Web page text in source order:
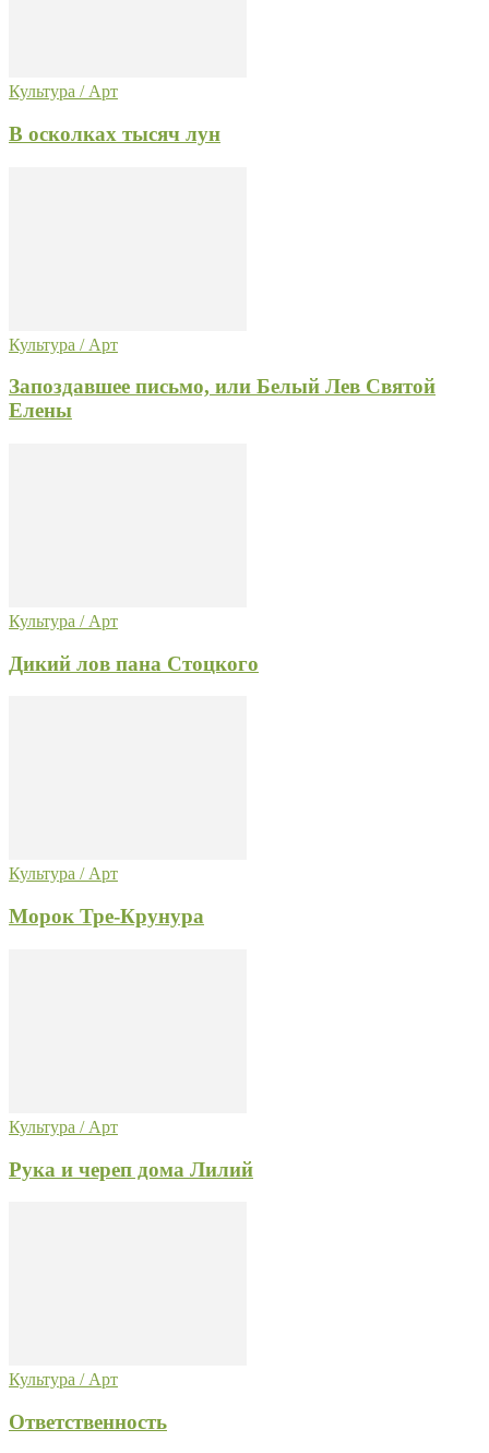
Культура / Арт
В осколках тысяч лун
Культура / Арт
Запоздавшее письмо, или Белый Лев Святой
Елены
Культура / Арт
Дикий лов пана Стоцкого
Культура / Арт
Морок Тре-Крунура
Культура / Арт
Рука и череп дома Лилий
Культура / Арт
Ответственность